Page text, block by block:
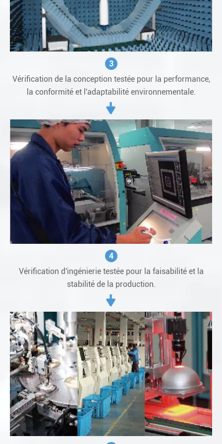
3
Vérification de la conception testée pour la performance,
la conformité et l'adaptabilité environnementale.
4
Vérification d'ingénierie testée pour la faisabilité et la
stabilité de la production.